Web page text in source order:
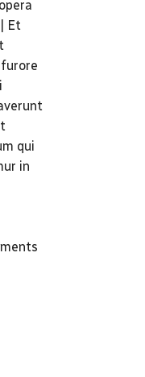
Et
qui
in